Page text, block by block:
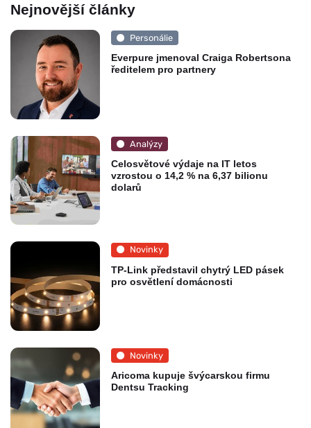
Nejnovější články
Personálie
Everpure jmenoval Craiga Robertsona
ředitelem pro partnery
Analýzy
Celosvětové výdaje na IT letos
vzrostou o 14,2 % na 6,37 bilionu
dolarů
Novinky
TP-Link představil chytrý LED pásek
pro osvětlení domácnosti
Novinky
Aricoma kupuje švýcarskou firmu
Dentsu Tracking